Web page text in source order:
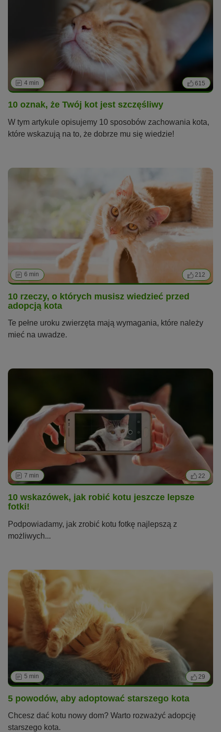
4 min 615
10 oznak, że Twój kot jest szczęśliwy
W tym artykule opisujemy 10 sposobów zachowania kota,
które wskazują na to, że dobrze mu się wiedzie!
6 min 212
10 rzeczy, o których musisz wiedzieć przed
adopcją kota
Te pełne uroku zwierzęta mają wymagania, które należy
mieć na uwadze.
7 min 22
10 wskazówek, jak robić kotu jeszcze lepsze
fotki!
Podpowiadamy, jak zrobić kotu fotkę najlepszą z
możliwych...
5 min 29
5 powodów, aby adoptować starszego kota
Chcesz dać kotu nowy dom? Warto rozważyć adopcję
starszego kota.